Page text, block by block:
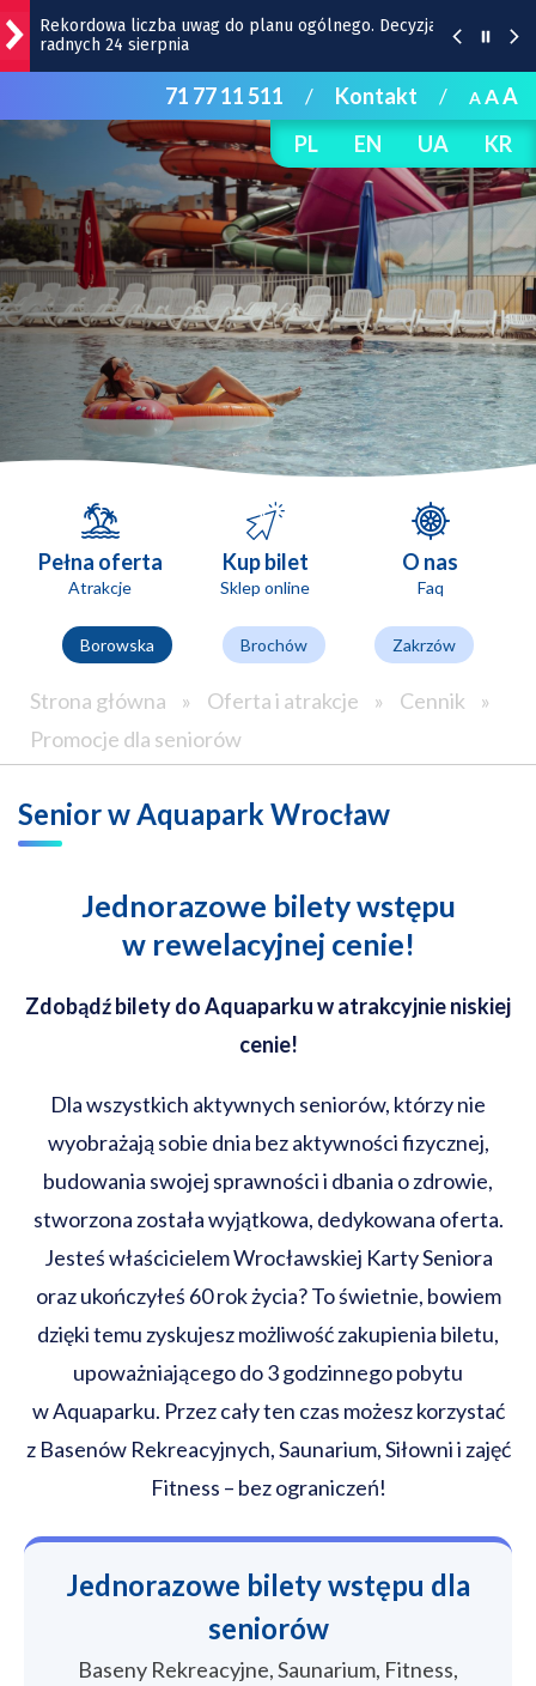
Rekordowa liczba uwag do planu ogólnego. Decyzja
radnych 24 sierpnia
Na autostradzie A4 pod Wrocławiem zderzyły się 4
samochody
Pyszne sery, wspaniałe wędliny, wyborne słodkości.
W Rynku do niedzieli trwa Wrocławska Feta
[ZDJĘCIA]
Remont podwórza na Gajowicach. Kałuże nie będą
już problemem
Perły Aglomeracji Wrocławskiej. Dobroszyce –
inwestycje, ludzie i atrakcje
71 77 11 511 / Kontakt / AAA
PL
EN UA KR
Pełna oferta
Atrakcje
Kup bilet
Sklep online
O nas
Faq
Borowska Brochów Zakrzów
Strona główna » Oferta i atrakcje » Cennik
»
Promocje dla seniorów
Senior w Aquapark Wrocław
Jednorazowe bilety wstępu
w rewelacyjnej cenie!
Zdobądź bilety do Aquaparku w atrakcyjnie niskiej
cenie!
Dla wszystkich aktywnych seniorów, którzy nie
wyobrażają sobie dnia bez aktywności fizycznej,
budowania swojej sprawności i dbania o zdrowie,
stworzona została wyjątkowa, dedykowana oferta.
Jesteś właścicielem Wrocławskiej Karty Seniora
oraz ukończyłeś 60 rok życia? To świetnie, bowiem
dzięki temu zyskujesz możliwość zakupienia biletu,
upoważniającego do 3 godzinnego pobytu
w Aquaparku. Przez cały ten czas możesz korzystać
z Basenów Rekreacyjnych, Saunarium, Siłowni i zajęć
Fitness – bez ograniczeń!
Jednorazowe bilety wstępu dla
seniorów
Baseny Rekreacyjne, Saunarium, Fitness,